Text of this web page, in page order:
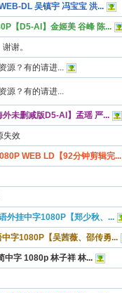
DL 吴镇宇 冯宝宝 洪...
【D5-AI】金姬美 谷峰 陈...
谢。
源？有的请进...
源？有的请进...
外未删减版D5-AI】孟瑶 严...
失效
WEB LD【92分钟剪辑完...
外挂中字1080P【郑少秋、...
字1080P【吴茜薇、邵传勇...
中字 1080p 林子祥 林...